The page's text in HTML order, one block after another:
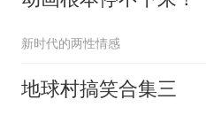
新时代的两性情感
地球村搞笑合集三